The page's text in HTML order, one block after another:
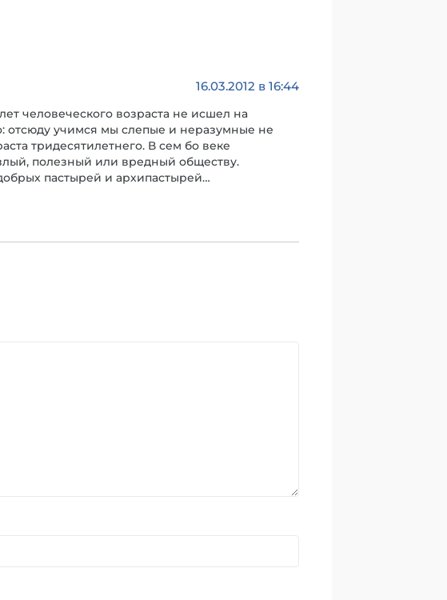
16.03.2012 в 16:44
человеческого возраста не исшел на
отсюду учимся мы слепые и неразумные не
тридесятилетнего. В сем бо веке
полезный или вредный обществу.
пастырей и архипастырей…